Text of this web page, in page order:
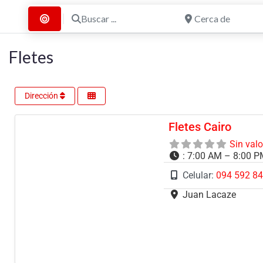
Buscar por Distancia
Buscar ... Cerca de
Fletes
Dirección
Fletes Cairo
Sin
:7:00 AM – 8:00
Celular: 094 592
Juan Lacaze